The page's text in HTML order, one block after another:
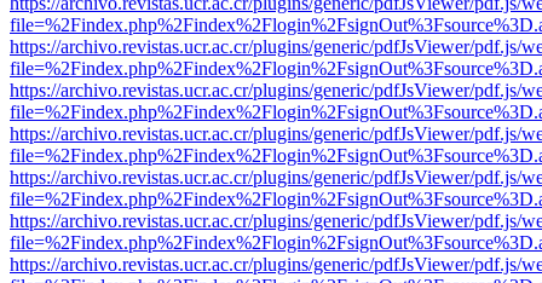
https://archivo.revistas.ucr.ac.cr/plugins/generic/pdfJsViewer/pdf.js/
https://archivo.revistas.ucr.ac.cr/plugins/generic/pdfJsViewer/pdf.js/
https://archivo.revistas.ucr.ac.cr/plugins/generic/pdfJsViewer/pdf.js/
https://archivo.revistas.ucr.ac.cr/plugins/generic/pdfJsViewer/pdf.js/
https://archivo.revistas.ucr.ac.cr/plugins/generic/pdfJsViewer/pdf.js/
https://archivo.revistas.ucr.ac.cr/plugins/generic/pdfJsViewer/pdf.js/